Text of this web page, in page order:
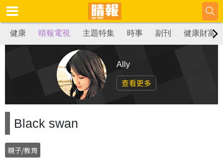
健康 晴報電視 主題特集 時事 副刊 健康財富
Ally
查看更多
Black swan
親子/教育